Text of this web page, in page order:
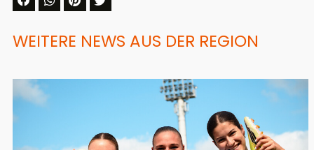
WEITERE NEWS AUS DER REGION